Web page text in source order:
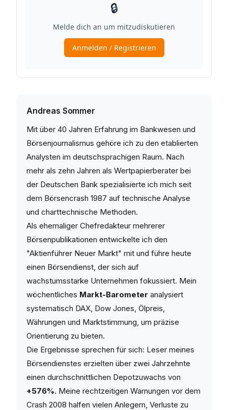
Andreas Sommer
Mit über 40 Jahren Erfahrung im Bankwesen und
Börsenjournalismus gehöre ich zu den etablierten
Analysten im deutschsprachigen Raum. Nach
mehr als zehn Jahren als Wertpapierberater bei
der Deutschen Bank spezialisierte ich mich seit
dem Börsencrash 1987 auf technische Analyse
und charttechnische Methoden.
Als ehemaliger Chefredakteur mehrerer
Börsenpublikationen entwickelte ich den
"Aktienführer Neuer Markt" mit und führe heute
einen Börsendienst, der sich auf
wachstumsstarke Unternehmen fokussiert. Mein
wöchentliches Markt-Barometer analysiert
systematisch DAX, Dow Jones, Ölpreis,
Währungen und Marktstimmung, um präzise
Orientierung zu bieten.
Die Ergebnisse sprechen für sich: Leser meines
Börsendienstes erzielten über zwei Jahrzehnte
einen durchschnittlichen Depotzuwachs von
+576%. Meine rechtzeitigen Warnungen vor dem
Crash 2008 halfen vielen Anlegern, Verluste zu